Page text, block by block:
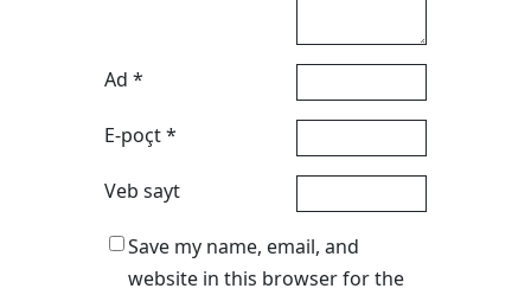
Ad *
E-poçt*
Veb sayt
Save my name, email, and
website in this browser for the